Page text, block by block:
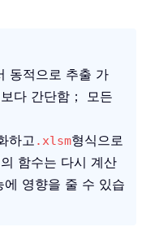
동적으로 추출 가
다 간단함； 모든
하고 .xlsm형식으로
함수는 다시 계산
영향을 줄 수 있습